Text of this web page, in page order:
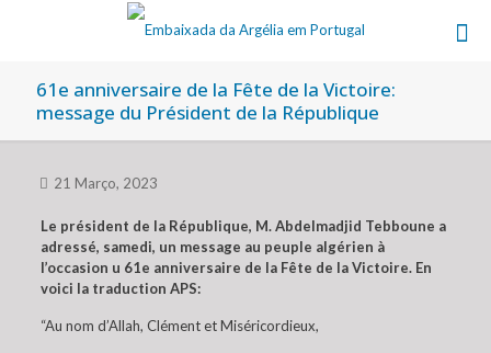
61e anniversaire de la Fête de la Victoire:
message du Président de la République
21 Março, 2023
Le président de la République, M. Abdelmadjid Tebboune a
adressé, samedi, un message au peuple algérien à
l’occasion u 61e anniversaire de la Fête de la Victoire. En
voici la traduction APS:
“Au nom d’Allah, Clément et Miséricordieux,